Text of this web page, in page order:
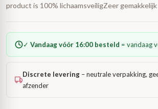
product is 100% lichaamsveiligZeer
✓ Vandaag vóór 16:00 besteld = vandaag
Discrete levering – neutrale verpakking,
afzender